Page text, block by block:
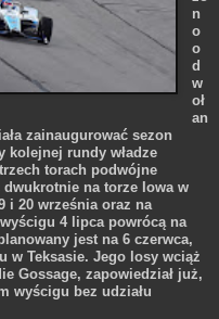
n
o
o
d
w
oł
an
zainaugurować sezon
kolejnej rundy władze
torach podwójne
na torze Iowa w
i 20 września oraz na
4 lipca powrócą na
jest na 6 czerwca,
w Teksasie. Jego losy wciąż
Gossage, zapowiedział już,
wyścigu bez udziału